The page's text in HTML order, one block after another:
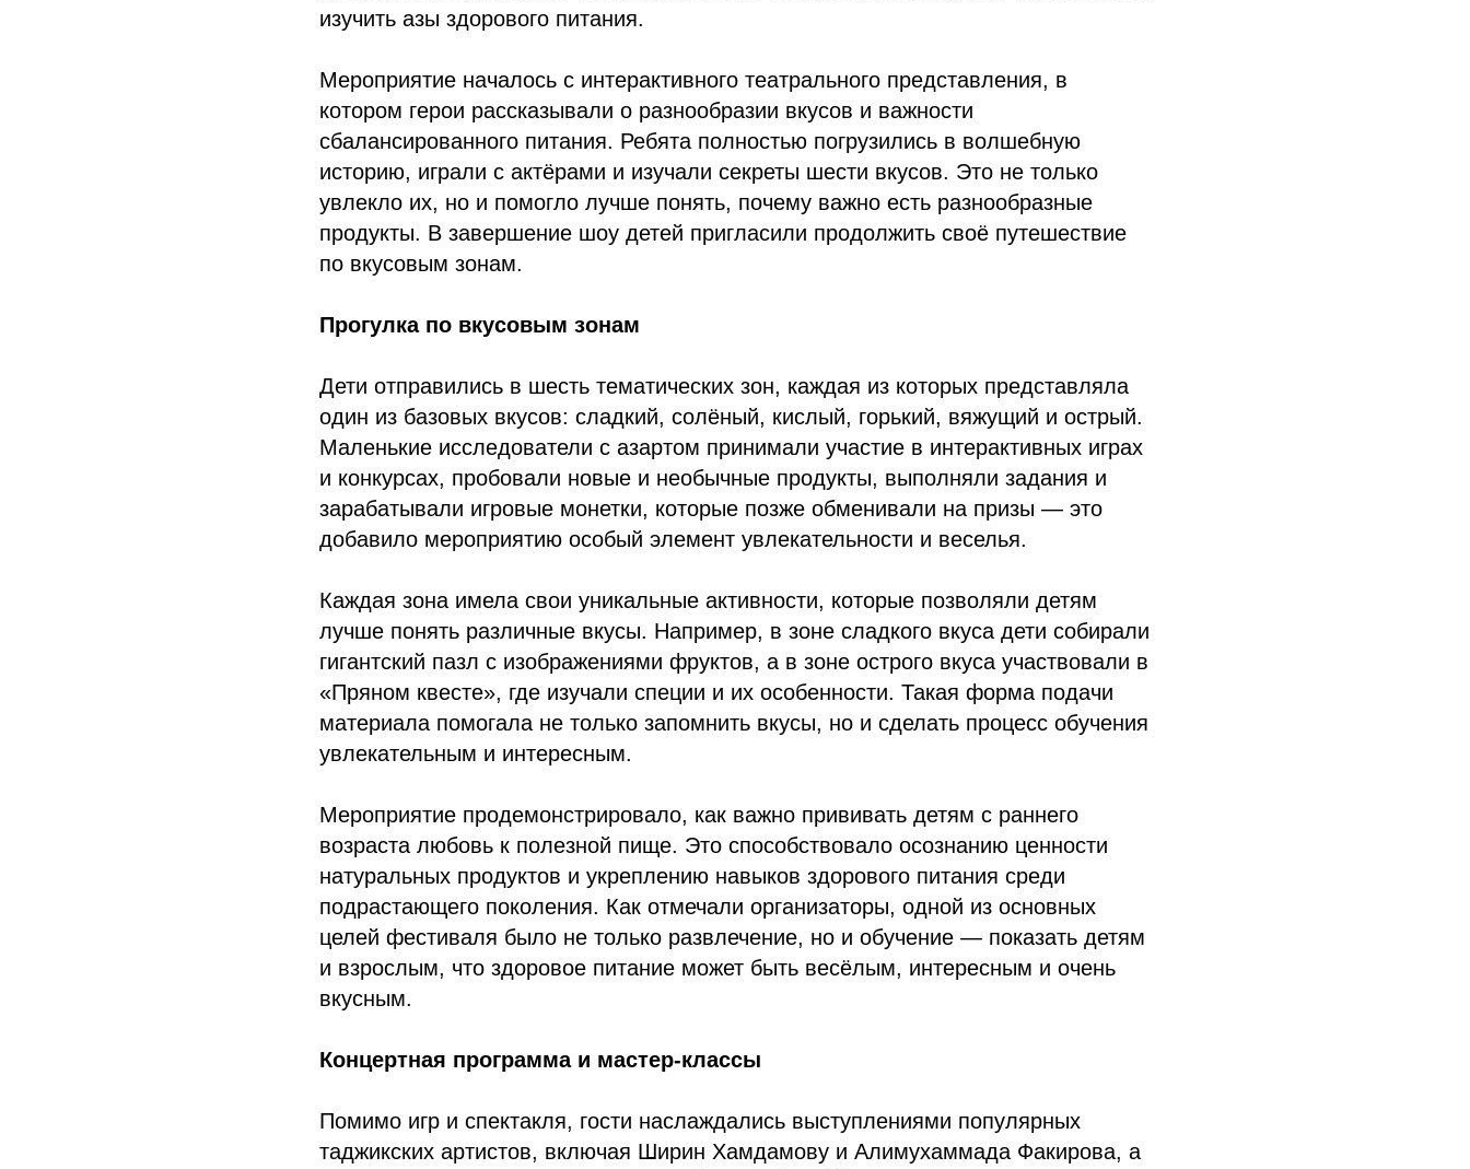
изучить азы здорового питания.
Мероприятие началось с интерактивного театрального представления, в
котором герои рассказывали о разнообразии вкусов и важности
сбалансированного питания. Ребята полностью погрузились в волшебную
историю, играли с актёрами и изучали секреты шести вкусов. Это не только
увлекло их, но и помогло лучше понять, почему важно есть разнообразные
продукты. В завершение шоу детей пригласили продолжить своё путешествие
по вкусовым зонам.
Прогулка по вкусовым зонам
Дети отправились в шесть тематических зон, каждая из которых представляла
один из базовых вкусов: сладкий, солёный, кислый, горький, вяжущий и острый.
Маленькие исследователи с азартом принимали участие в интерактивных играх
и конкурсах, пробовали новые и необычные продукты, выполняли задания и
зарабатывали игровые монетки, которые позже обменивали на призы — это
добавило мероприятию особый элемент увлекательности и веселья.
Каждая зона имела свои уникальные активности, которые позволяли детям
лучше понять различные вкусы. Например, в зоне сладкого вкуса дети собирали
гигантский пазл с изображениями фруктов, а в зоне острого вкуса участвовали в
«Пряном квесте», где изучали специи и их особенности. Такая форма подачи
материала помогала не только запомнить вкусы, но и сделать процесс обучения
увлекательным и интересным.
Мероприятие продемонстрировало, как важно прививать детям с раннего
возраста любовь к полезной пище. Это способствовало осознанию ценности
натуральных продуктов и укреплению навыков здорового питания среди
подрастающего поколения. Как отмечали организаторы, одной из основных
целей фестиваля было не только развлечение, но и обучение — показать детям
и взрослым, что здоровое питание может быть весёлым, интересным и очень
вкусным.
Концертная программа и мастер-классы
Помимо игр и спектакля, гости наслаждались выступлениями популярных
таджикских артистов, включая Ширин Хамдамову и Алимухаммада Факирова, а